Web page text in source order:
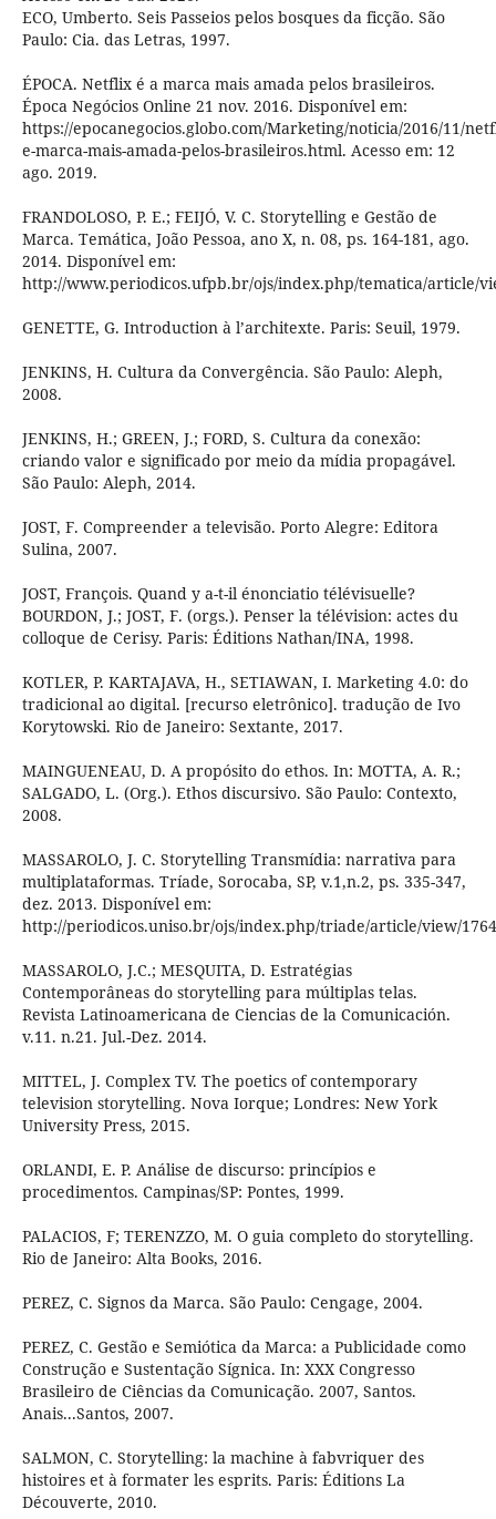
ECO, Umberto. Seis Passeios pelos bosques da ficção. São
Paulo: Cia. das Letras, 1997.
ÉPOCA. Netflix é a marca mais amada pelos brasileiros.
Época Negócios Online 21 nov. 2016. Disponível em:
https://epocanegocios.globo.com/Marketing/noticia/2016/11/
e-marca-mais-amada-pelos-brasileiros.html. Acesso em: 12
ago. 2019.
FRANDOLOSO, P. E.; FEIJÓ, V. C. Storytelling e Gestão de
Marca. Temática, João Pessoa, ano X, n. 08, ps. 164-181, ago.
2014. Disponível em:
http://www.periodicos.ufpb.br/ojs/index.php/tematica/article/
GENETTE, G. Introduction à l’architexte. Paris: Seuil, 1979.
JENKINS, H. Cultura da Convergência. São Paulo: Aleph,
2008.
JENKINS, H.; GREEN, J.; FORD, S. Cultura da conexão:
criando valor e significado por meio da mídia propagável.
São Paulo: Aleph, 2014.
JOST, F. Compreender a televisão. Porto Alegre: Editora
Sulina, 2007.
JOST, François. Quand y a-t-il énonciatio télévisuelle?
BOURDON, J.; JOST, F. (orgs.). Penser la télévision: actes du
colloque de Cerisy. Paris: Éditions Nathan/INA, 1998.
KOTLER, P. KARTAJAVA, H., SETIAWAN, I. Marketing 4.0: do
tradicional ao digital. [recurso eletrônico]. tradução de Ivo
Korytowski. Rio de Janeiro: Sextante, 2017.
MAINGUENEAU, D. A propósito do ethos. In: MOTTA, A. R.;
SALGADO, L. (Org.). Ethos discursivo. São Paulo: Contexto,
2008.
MASSAROLO, J. C. Storytelling Transmídia: narrativa para
multiplataformas. Tríade, Sorocaba, SP, v.1,n.2, ps. 335-347,
dez. 2013. Disponível em:
http://periodicos.uniso.br/ojs/index.php/triade/article/view/
MASSAROLO, J.C.; MESQUITA, D. Estratégias
Contemporâneas do storytelling para múltiplas telas.
Revista Latinoamericana de Ciencias de la Comunicación.
v.11. n.21. Jul.-Dez. 2014.
MITTEL, J. Complex TV. The poetics of contemporary
television storytelling. Nova Iorque; Londres: New York
University Press, 2015.
ORLANDI, E. P. Análise de discurso: princípios e
procedimentos. Campinas/SP: Pontes, 1999.
PALACIOS, F; TERENZZO, M. O guia completo do storytelling.
Rio de Janeiro: Alta Books, 2016.
PEREZ, C. Signos da Marca. São Paulo: Cengage, 2004.
PEREZ, C. Gestão e Semiótica da Marca: a Publicidade como
Construção e Sustentação Sígnica. In: XXX Congresso
Brasileiro de Ciências da Comunicação. 2007, Santos.
Anais...Santos, 2007.
SALMON, C. Storytelling: la machine à fabvriquer des
histoires et à formater les esprits. Paris: Éditions La
Découverte, 2010.